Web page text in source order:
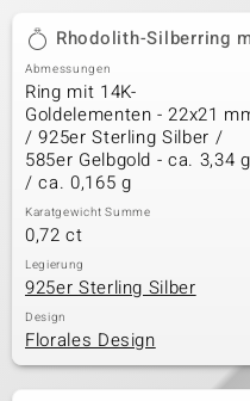
Rhodolith-Silberring
Abmessungen
Ring mit 14K-
Goldelementen - 22x21
/ 925er Sterling Silber /
585er Gelbgold - ca. 3,34 g
/ ca. 0,165 g
Karatgewicht Summe
0,72 ct
Legierung
925er Sterling Silber
Design
Florales Design